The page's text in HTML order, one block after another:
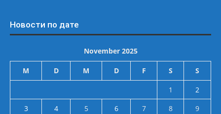
Новости по дате
November 2025
M D M D F S S
1
2
3
4 5 6 7 8 9